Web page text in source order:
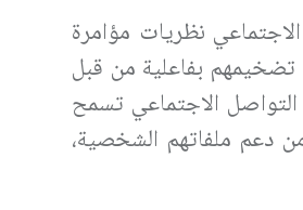
نظريات مؤامرة
بفاعلية من قبل
الاجتماعي تسمح
دعم ملفاتهم الشخصية،